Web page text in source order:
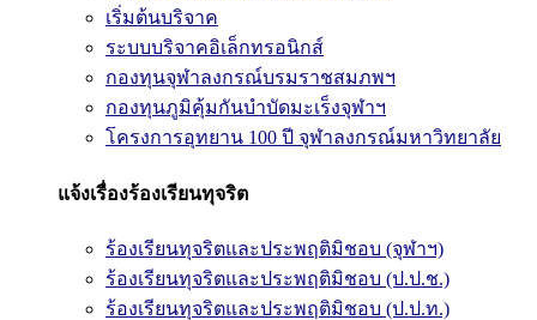
เริ่มต้นบริจาค
ระบบบริจาคอิเล็กทรอนิกส์
กองทุนจุฬาลงกรณ์บรมราชสมภพฯ
กองทุนภูมิคุ้มกันบำบัดมะเร็งจุฬาฯ
โครงการอุทยาน 100 ปี จุฬาลงกรณ์มหาวิทยาลัย
แจ้งเรื่องร้องเรียนทุจริต
ร้องเรียนทุจริตและประพฤติมิชอบ (จุฬาฯ)
ร้องเรียนทุจริตและประพฤติมิชอบ (ป.ป.ช.)
ร้องเรียนทุจริตและประพฤติมิชอบ (ป.ป.ท.)